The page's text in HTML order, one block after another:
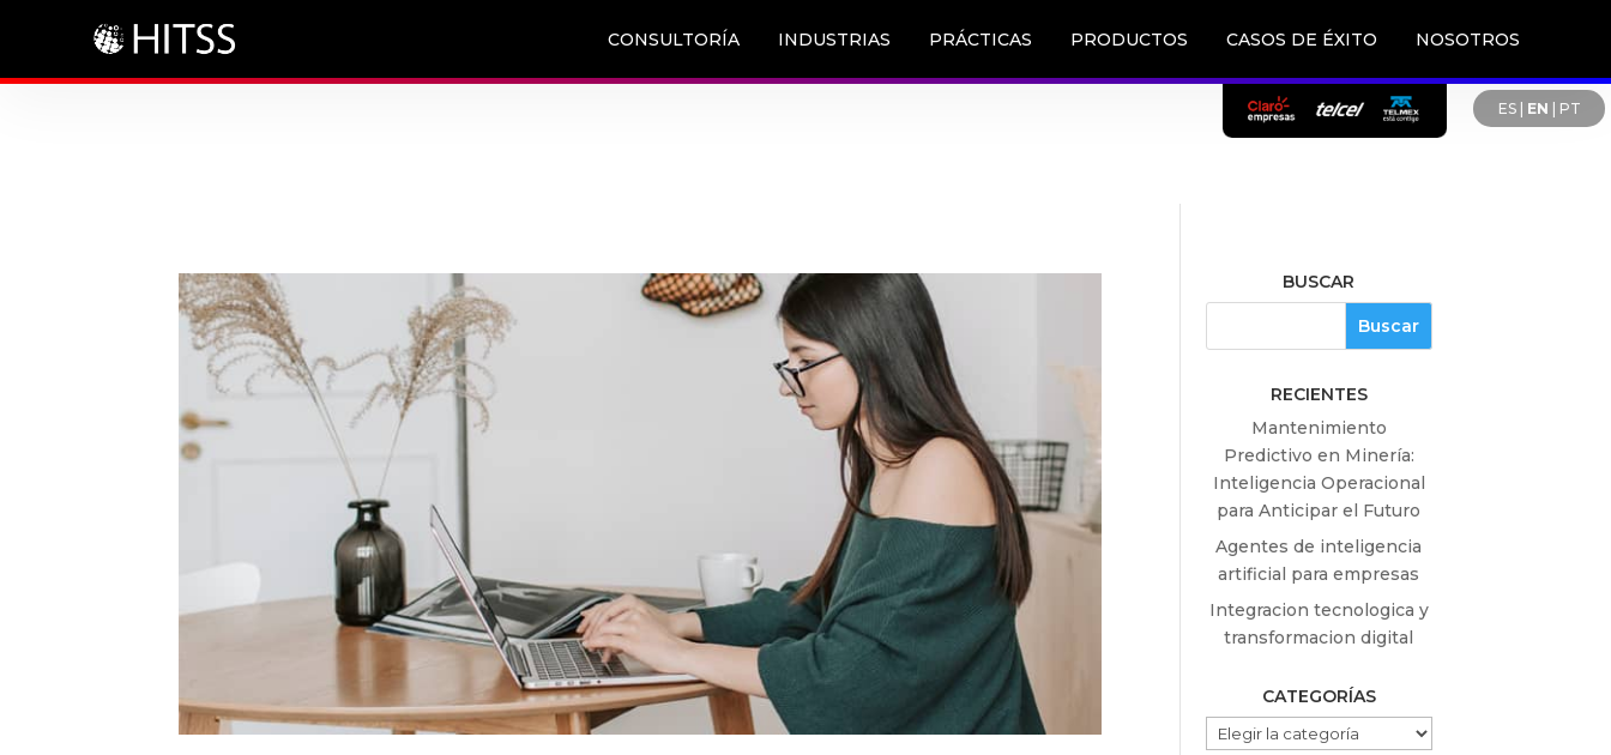
CONSULTORÍA INDUSTRIAS PRÁCTICAS PRODUCTOS CASOS DE ÉXITO NOSOTROS
ES| EN PT
BUSCAR
RECIENTES
Mantenimiento
Predictivo en Minería:
Inteligencia Operacional
para Anticipar el Futuro
Agentes de inteligencia
artificial para empresas
Integracion tecnologica y
transformacion digital
CATEGORÍAS
CATEGORÍAS